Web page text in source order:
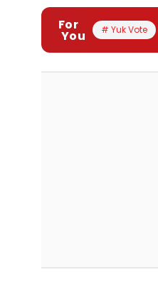
For
You # Yuk Vote